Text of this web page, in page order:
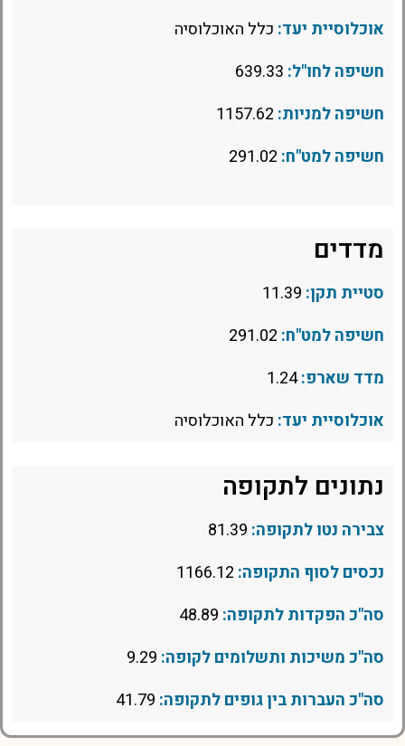
אוכלוסיית יעד: כלל האוכלוסיה
חשיפה לחו"ל:
חשיפה למניות:
חשיפה למט"ח:
מדדים
סטיית תקן:
חשיפה למט"ח:
מדד שארפ:1.24
אוכלוסיית יעד: כלל האוכלוסיה
נתונים לתקופה
צבירה נטו לתקופה:
נכסים לסוף התקופה:
סה"כ הפקדות לתקופה:
סה"כ משיכות ותשלומים לקופה:
סה"כ העברות בין גופים לתקופה: